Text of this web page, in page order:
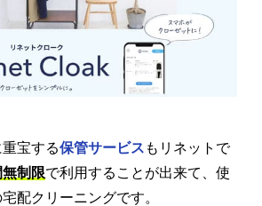
重宝する保管サービス もリネットで
制限で利用することが出来て、使
配クリーニングです。